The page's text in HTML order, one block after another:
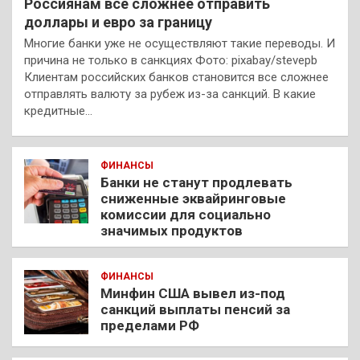
Россиянам все сложнее отправить
доллары и евро за границу
Многие банки уже не осуществляют такие переводы. И
причина не только в санкциях Фото: pixabay/stevepb
Клиентам российских банков становится все сложнее
отправлять валюту за рубеж из-за санкций. В какие
кредитные…
ФИНАНСЫ
Банки не станут продлевать
сниженные эквайринговые
комиссии для социально
значимых продуктов
ФИНАНСЫ
Минфин США вывел из-под
санкций выплаты пенсий за
пределами РФ